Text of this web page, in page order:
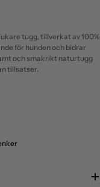
tugg, tillverkat av 100%
för hunden och bidrar
och smakrikt naturtugg
tillsatser.